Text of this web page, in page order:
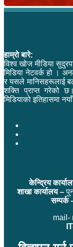
हाम्रो बारे:
विश्व खोज मीडिया
मिडिया नेटवर्क हो ।
र यसले मानिसहरूलाई
शक्ति प्राप्त गरेको
मिडियाको इतिहासमा
केन्द्रिय
शाखा कार्यालय –
सम्पर्क
mail-